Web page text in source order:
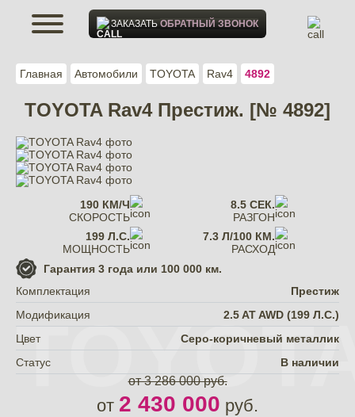
Главная Автомобили TOYOTA Rav4 4892
TOYOTA Rav4 Престиж. [№ 4892]
Гарантия 3 года или 100 000 км.
Комплектация
Престиж
Модификация
2.5 AT AWD (199 Л.С.)
Цвет
Серо-коричневый металлик
Статус
В наличии
от 3 286 000 руб.
от 2 430 000 руб.
190 КМ/Ч
СКОРОСТЬ
8.5 СЕК.
РАЗГОН
199 Л.С.
МОЩНОСТЬ
7.3 Л/100 КМ.
РАСХОД
ЗАКАЗАТЬОБРАТНЫЙ ЗВОНОК